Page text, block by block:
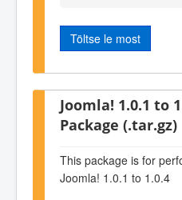
Töltse le most
Joomla! 1.0.1 to
Package (.tar.gz)
This package is for
Joomla! 1.0.1 to 1.0.4